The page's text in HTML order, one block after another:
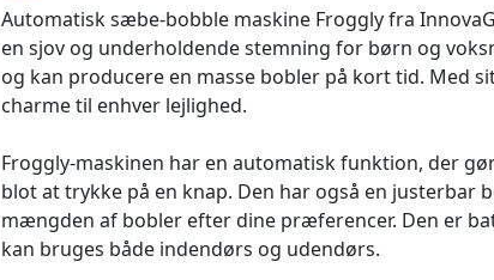
Automatisk sæbe-bobble maskine Froggly fra
en sjov og underholdende stemning for børn og
og kan producere en masse bobler på kort tid. Med
charme til enhver lejlighed.
Froggly-maskinen har en automatisk funktion, der
blot at trykke på en knap. Den har også en justerbar
mængden af bobler efter dine præferencer. Den er
kan bruges både indendørs og udendørs.